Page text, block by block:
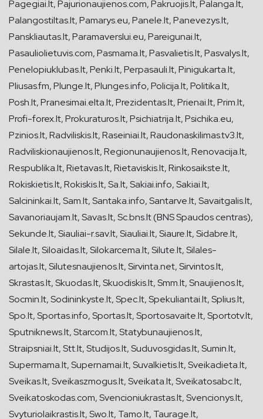
Pagegiai.lt, Pajurionaujienos.com, Pakruojis.lt, Palanga.lt,
Palangostiltas.lt, Pamarys.eu, Panele.lt, Panevezys.lt,
Panskliautas.lt, Paramaverslui.eu, Pareigunai.lt,
Pasauliolietuvis.com, Pasmama.lt, Pasvalietis.lt, Pasvalys.lt,
Penelopiuklubas.lt, Penki.lt, Perpasauli.lt, Pinigukarta.lt,
Pliusas.fm, Plunge.lt, Plunges.info, Policija.lt, Politika.lt,
Posh.lt, Pranesimai.elta.lt, Prezidentas.lt, Prienai.lt, Prim.lt,
Profi-forex.lt, Prokuraturos.lt, Psichiatrija.lt, Psichika.eu,
Pzinios.lt, Radviliskis.lt, Raseiniai.lt, Raudonaskilimas.tv3.lt,
Radviliskionaujienos.lt, Regionunaujienos.lt, Renovacija.lt,
Respublika.lt, Rietavas.lt, Rietaviskis.lt, Rinkosaikste.lt,
Rokiskietis.lt, Rokiskis.lt, Sa.lt, Sakiai.info, Sakiai.lt,
Salcininkai.lt, Sam.lt, Santaka.info, Santarve.lt, Savaitgalis.lt,
Savanoriaujam.lt, Savas.lt, Sc.bns.lt (BNS Spaudos centras),
Sekunde.lt, Siauliai-r.sav.lt, Siauliai.lt, Siaure.lt, Sidabre.lt,
Silale.lt, Siloaidas.lt, Silokarcema.lt, Silute.lt, Silales-
artojas.lt, Silutesnaujienos.lt, Sirvinta.net, Sirvintos.lt,
Skrastas.lt, Skuodas.lt, Skuodiskis.lt, Smm.lt, Snaujienos.lt,
Socmin.lt, Sodininkyste.lt, Spec.lt, Spekuliantai.lt, Splius.lt,
Spo.lt, Sportas.info, Sportas.lt, Sportosavaite.lt, Sportotv.lt,
Sputniknews.lt, Starcom.lt, Statybunaujienos.lt,
Straipsniai.lt, Stt.lt, Studijos.lt, Suduvosgidas.lt, Sumin.lt,
Supermama.lt, Supernamai.lt, Suvalkietis.lt, Sveikadieta.lt,
Sveikas.lt, Sveikaszmogus.lt, Sveikata.lt, Sveikatosabc.lt,
Sveikatoskodas.com, Svencioniukrastas.lt, Svencionys.lt,
Svyturiolaikrastis.lt, Swo.lt, Tamo.lt, Taurage.lt,